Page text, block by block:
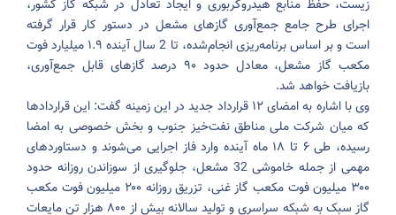
زیست، حفظ منابع هیدروکربوری و ایجاد تعادل در شبکه گاز کشور،
اجرای طرح جامع جمع‌آوری گازهای مشعل در دستور کار قرار گرفته
است و بر اساس برنامه‌ریزی انجام‌شده، تا 2 سال آینده ۱.۹ میلیارد فوت
مکعب گاز مشعل، معادل حدود ۹۰ درصد گازهای قابل جمع‌آوری،
بازیافت خواهد شد.
وی با اشاره به امضای ۱۲ قرارداد جدید در این زمینه گفت: این قراردادها
که میان شرکت ملی مناطق نفت‌خیز جنوب و بخش خصوصی به امضا
رسیده، طی ۶ تا ۱۸ ماه آینده وارد فاز اجرایی می‌شوند و دستاوردهای
مهمی از جمله خاموشی 32 مشعل، جلوگیری از سوزاندن روزانه حدود
۳۰۰ میلیون فوت مکعب گاز غنی، تزریق روزانه ۲۰۰ میلیون فوت مکعب
گاز سبک به شبکه سراسری و تولید سالانه بیش از ۸۰۰ هزار تن مایعات